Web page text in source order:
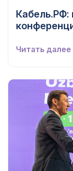
Кабель.РФ:
Читать далее